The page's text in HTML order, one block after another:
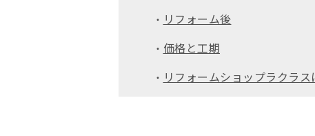
・ リフォーム後
・ 価格と工期
・ リフォームショップラクラス